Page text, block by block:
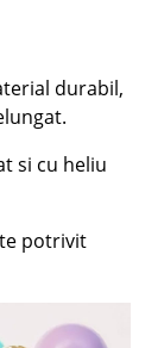
durabil,
si cu heliu
potrivit